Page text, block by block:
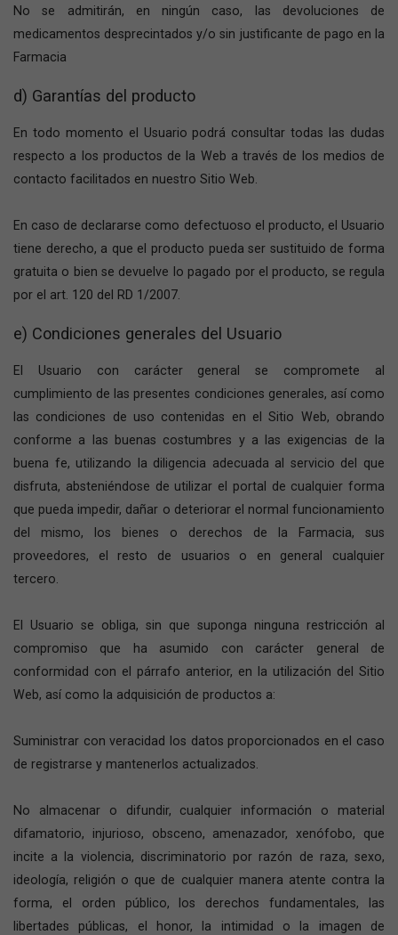
No se admitirán, en ningún caso, las devoluciones de
medicamentos desprecintados y/o sin justificante de pago en la
Farmacia
d) Garantías del producto
En todo momento el Usuario podrá consultar todas las dudas
respecto a los productos de la Web a través de los medios de
contacto facilitados en nuestro Sitio Web.
En caso de declararse como defectuoso el producto, el Usuario
tiene derecho, a que el producto pueda ser sustituido de forma
gratuita o bien se devuelve lo pagado por el producto, se regula
por el art. 120 del RD 1/2007.
e) Condiciones generales del Usuario
El Usuario con carácter general se compromete al
cumplimiento de las presentes condiciones generales, así como
las condiciones de uso contenidas en el Sitio Web, obrando
conforme a las buenas costumbres y a las exigencias de la
buena fe, utilizando la diligencia adecuada al servicio del que
disfruta, absteniéndose de utilizar el portal de cualquier forma
que pueda impedir, dañar o deteriorar el normal funcionamiento
del mismo, los bienes o derechos de la Farmacia, sus
proveedores, el resto de usuarios o en general cualquier
tercero.
El Usuario se obliga, sin que suponga ninguna restricción al
compromiso que ha asumido con carácter general de
conformidad con el párrafo anterior, en la utilización del Sitio
Web, así como la adquisición de productos a:
Suministrar con veracidad los datos proporcionados en el caso
de registrarse y mantenerlos actualizados.
No almacenar o difundir, cualquier información o material
difamatorio, injurioso, obsceno, amenazador, xenófobo, que
incite a la violencia, discriminatorio por razón de raza, sexo,
ideología, religión o que de cualquier manera atente contra la
forma, el orden público, los derechos fundamentales, las
libertades públicas, el honor, la intimidad o la imagen de